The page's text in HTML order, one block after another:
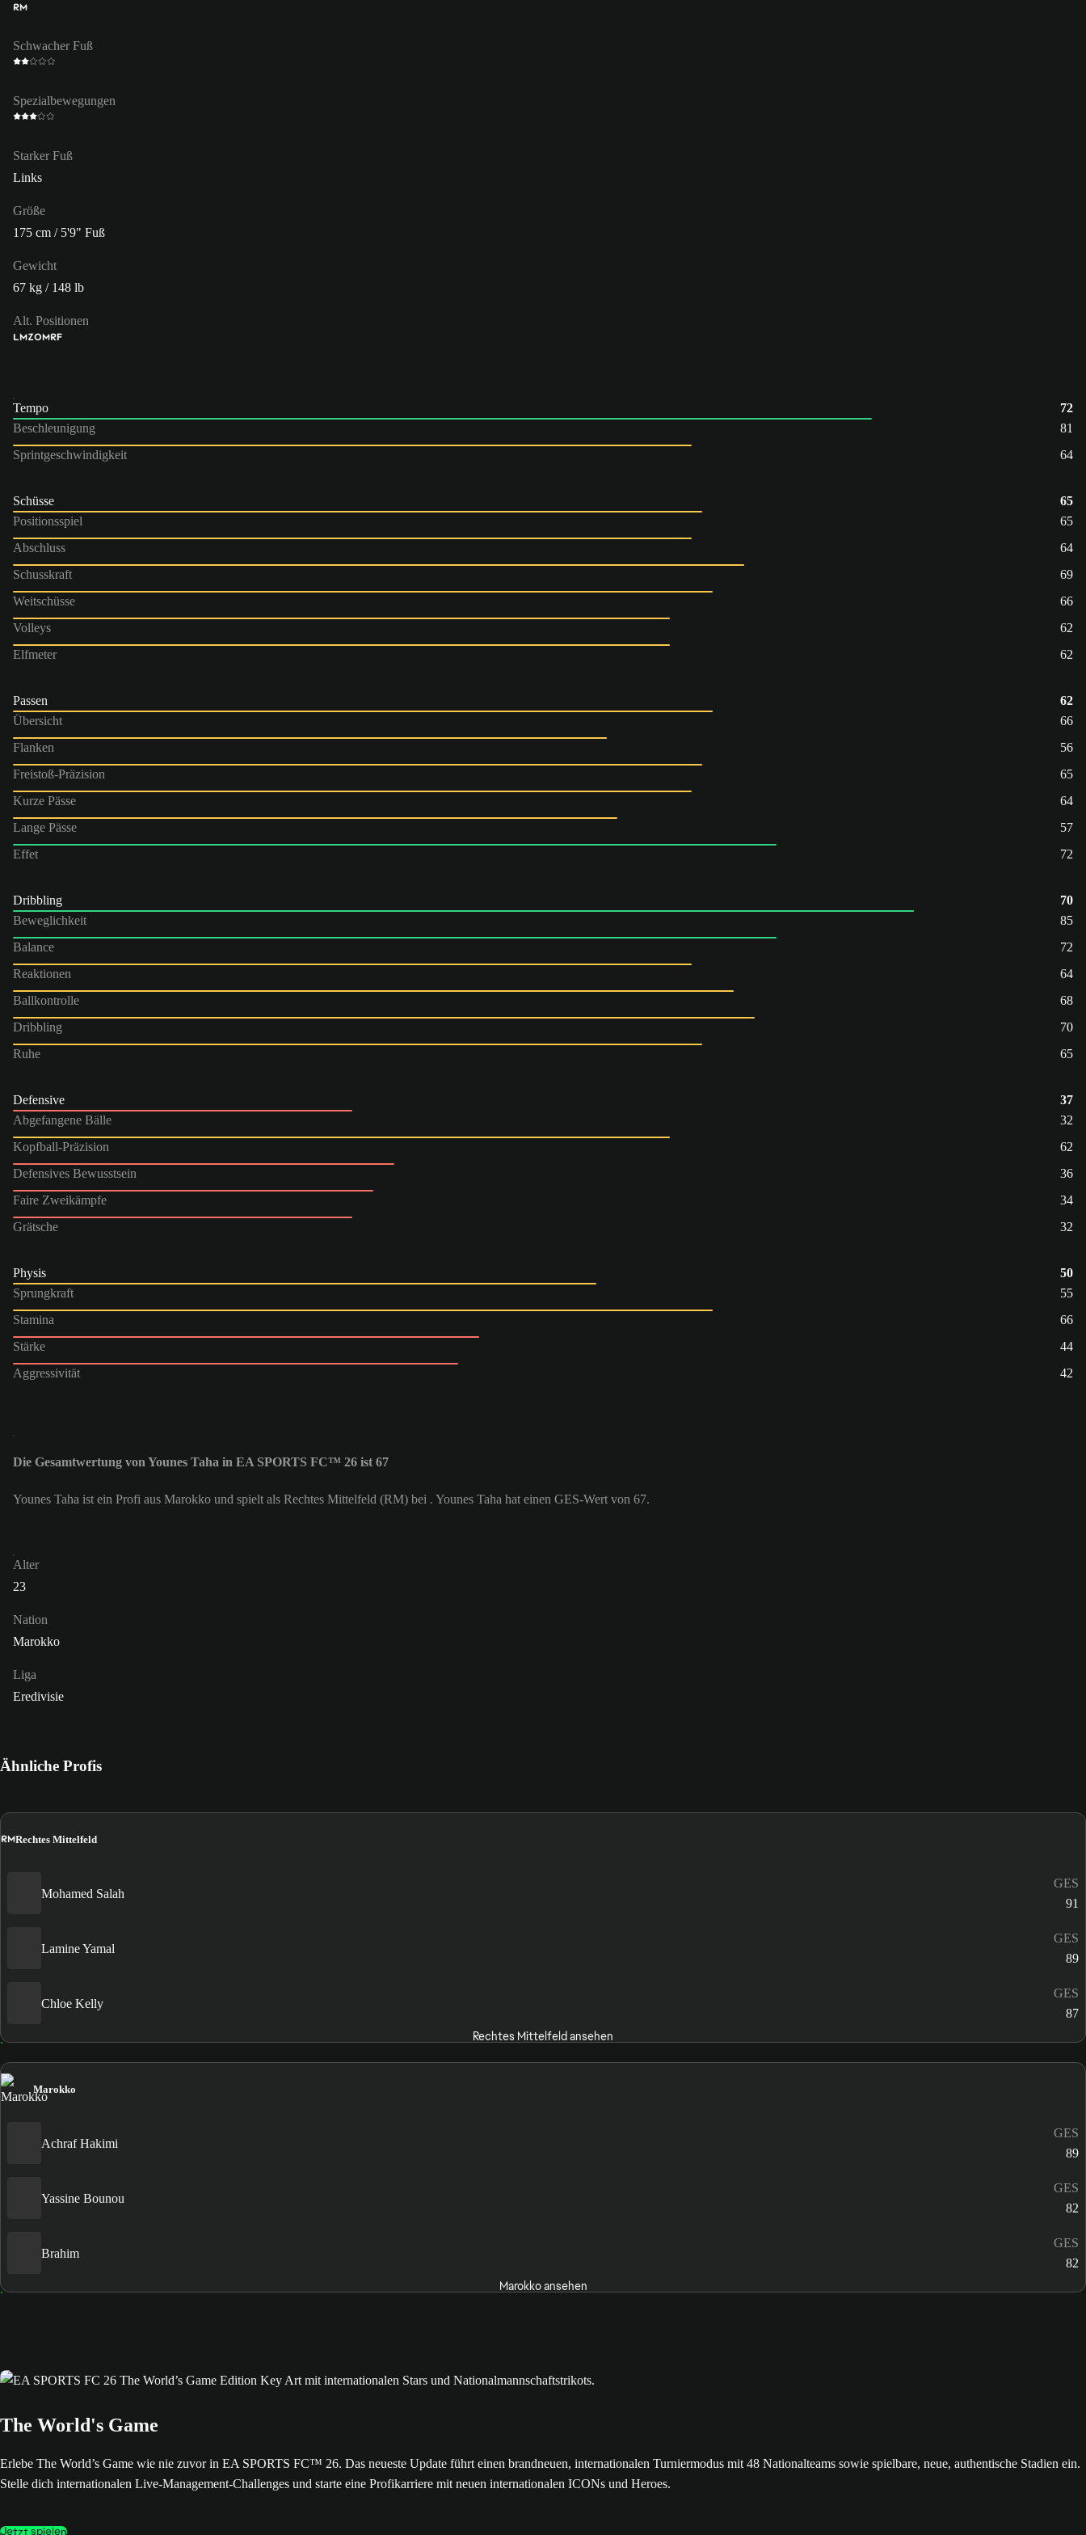
RM
Schwacher Fuß
Spezialbewegungen
Starker Fuß
Links
Größe
175 cm / 5'9" Fuß
Gewicht
67 kg / 148 lb
Alt. Positionen
LMZOMRF
Tempo
72
Beschleunigung
81
Sprintgeschwindigkeit
64
Schüsse
65
Positionsspiel
65
Abschluss
64
Schusskraft
69
Weitschüsse
66
Volleys
62
Elfmeter
62
Passen
62
Übersicht
66
Flanken
56
Freistoß-Präzision
65
Kurze Pässe
64
Lange Pässe
57
Effet
72
Dribbling
70
Beweglichkeit
85
Balance
72
Reaktionen
64
Ballkontrolle
68
Dribbling
70
Ruhe
65
Defensive
37
Abgefangene Bälle
32
Kopfball-Präzision
62
Defensives Bewusstsein
36
Faire Zweikämpfe
34
Grätsche
32
Physis
50
Sprungkraft
55
Stamina
66
Stärke
44
Aggressivität
42
Die Gesamtwertung von Younes Taha in EA SPORTS FC™ 26 ist 67
Younes Taha ist ein Profi aus Marokko und spielt als Rechtes Mittelfeld (RM) bei . Younes Taha hat einen GES-Wert von 67.
Alter
23
Nation
Marokko
Liga
Eredivisie
Ähnliche Profis
RMRechtes Mittelfeld
Mohamed Salah
GES
91
Lamine Yamal
GES
89
Chloe Kelly
GES
87
Rechtes Mittelfeld ansehen
Marokko
Achraf Hakimi
GES
89
Yassine Bounou
GES
82
Brahim
GES
82
Marokko ansehen
The World's Game
Erlebe The World’s Game wie nie zuvor in EA SPORTS FC™ 26. Das neueste Update führt einen brandneuen, internationalen Turniermodus mit 48 Nationalteams sowie spielbare, neue, authentische Stadien ein.
Stelle dich internationalen Live-Management-Challenges und starte eine Profikarriere mit neuen internationalen ICONs und Heroes.